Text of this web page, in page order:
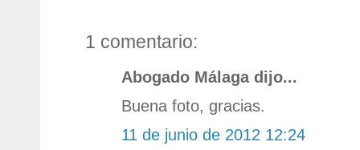
1 comentario:
Abogado Málaga dijo...
Buena foto, gracias.
11 de junio de 2012 12:24